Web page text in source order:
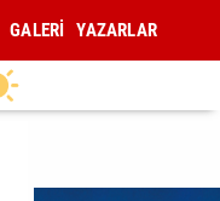
GALERİ YAZARLAR